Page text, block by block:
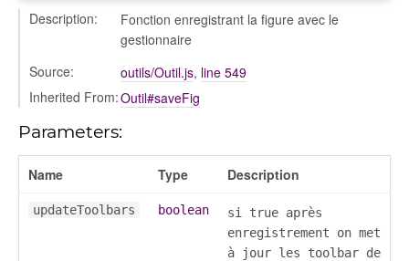
Description:
Fonction enregistrant la figure avec le
gestionnaire
Source:
outils/Outil.js, line 549
Inherited From:Outil#saveFig
Parameters:
Name Type Description
updateToolbars boolean
si true après
enregistrement on met
à jour les toolbar de